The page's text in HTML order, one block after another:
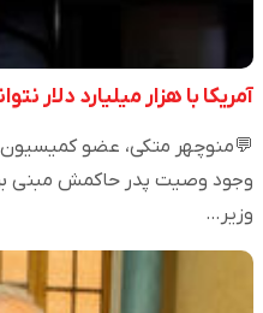
آمریکا با هزار میلیارد دلار
💬منوچهر متکی، عضو
وجود وصیت پدر حاکمش مبنی بر
وزیر…